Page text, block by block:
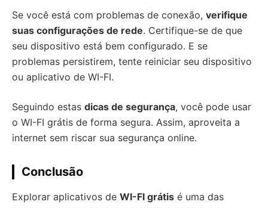
Se você está com problemas de conexão, verifique
suas configurações de rede. Certifique-se de que
seu dispositivo está bem configurado. E se
problemas persistirem, tente reiniciar seu dispositivo
ou aplicativo de WI-FI.
Seguindo estas dicas de segurança, você pode usar
o WI-FI grátis de forma segura. Assim, aproveita a
internet sem riscar sua segurança online.
Conclusão
Explorar aplicativos de WI-FI grátis é uma das